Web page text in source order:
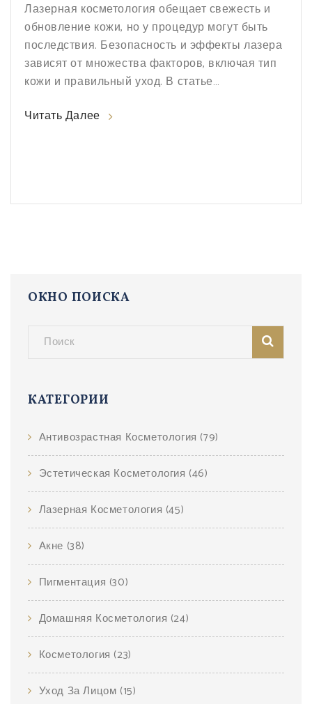
Лазерная косметология обещает свежесть и
обновление кожи, но у процедур могут быть
последствия. Безопасность и эффекты лазера
зависят от множества факторов, включая тип
кожи и правильный уход. В статье
необходимые защитные меры, а также как
Читать Далее
ОКНО ПОИСКА
КАТЕГОРИИ
Антивозрастная Косметология (79)
Эстетическая Косметология (46)
Лазерная Косметология (45)
Акне (38)
Пигментация (30)
Домашняя Косметология (24)
Косметология (23)
Уход За Лицом (15)